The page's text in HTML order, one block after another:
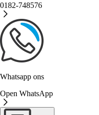
0182-748576
Whatsapp ons
Open WhatsApp